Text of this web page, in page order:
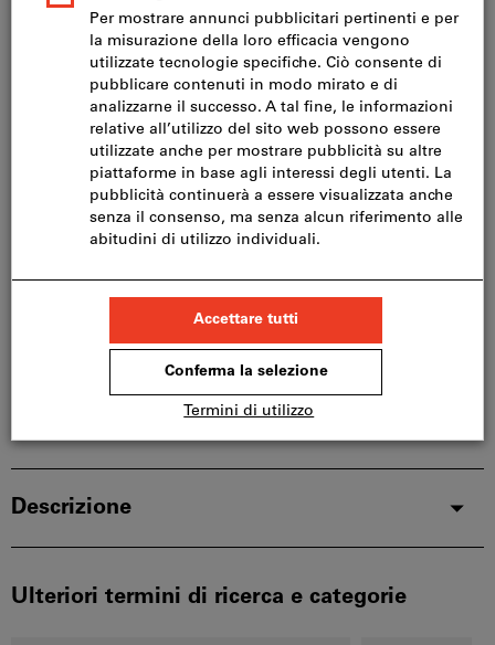
Nel carrello
Consegna in 3-4 giorni lavorativi
Si prega di notare i tempi di consegna prolungati:
Questo articolo si ordina direttamente dal
produttore, poiché non fa parte del nostro catalogo
e pertanto non è disponibile a magazzino.
Condividi articolo
Descrizione
Ulteriori termini di ricerca e categorie